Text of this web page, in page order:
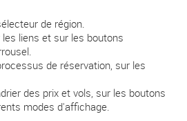
de région.
liens et sur les boutons
de réservation, sur les
des prix et vols, sur les boutons
modes d'affichage.